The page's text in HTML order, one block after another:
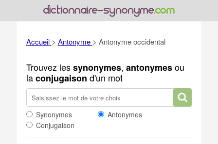
Accueil > Antonyme > Antonyme occidental
Trouvez lessynonymes, antonymesou
laconjugaison d'un mot
Synonymes
Antonymes
Conjugaison